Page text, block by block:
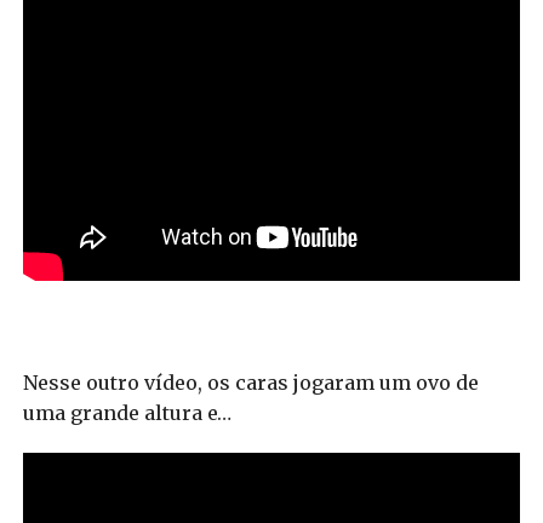
Nesse outro vídeo, os caras jogaram um ovo de
uma grande altura e…